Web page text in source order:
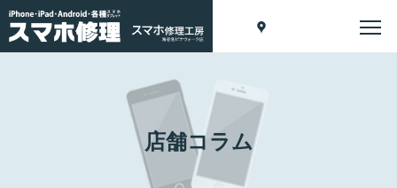
店舗コラム